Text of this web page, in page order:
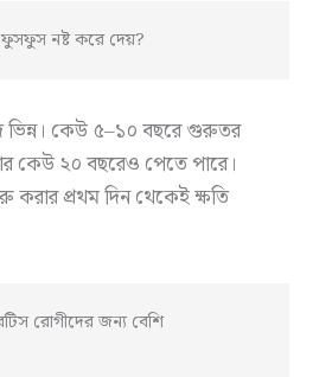
নষ্ট করে দেয়?
ভিন্ন। কেউ ৫–১০ বছরে গুরুতর
কেউ ২০ বছরেও পেতে পারে।
প্রথম দিন থেকেই ক্ষতি
রোগীদের জন্য বেশি